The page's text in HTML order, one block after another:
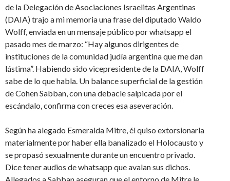
de la Delegación de Asociaciones Israelitas Argentinas
(DAIA) trajo a mi memoria una frase del diputado Waldo
Wolff, enviada en un mensaje público por whatsapp el
pasado mes de marzo: “Hay algunos dirigentes de
instituciones de la comunidad judía argentina que me dan
lástima”. Habiendo sido vicepresidente de la DAIA, Wolff
sabe de lo que habla. Un balance superficial de la gestión
de Cohen Sabban, con una debacle salpicada por el
escándalo, confirma con creces esa aseveración.
Según ha alegado Esmeralda Mitre, él quiso extorsionarla
materialmente por haber ella banalizado el Holocausto y
se propasó sexualmente durante un encuentro privado.
Dice tener audios de whatsapp que avalan sus dichos.
Allegados a Sabban aseguran que el entorno de Mitre le